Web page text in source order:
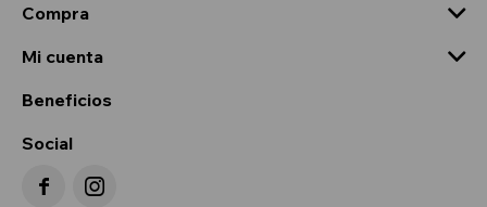
Compra
Mi cuenta
Beneficios
Social
 